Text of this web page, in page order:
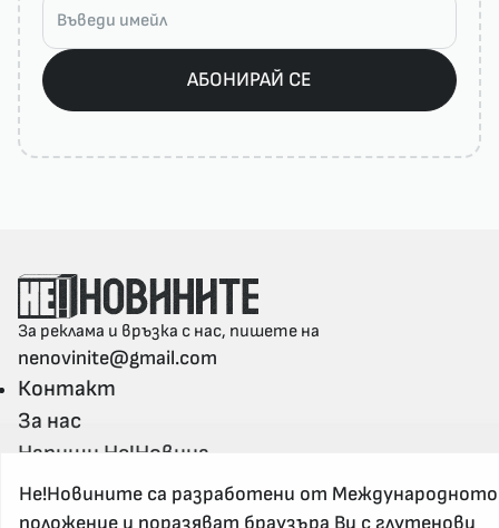
АБОНИРАЙ СЕ
За реклама и връзка с нас, пишете на
nenovinite@gmail.com
Контакт
За нас
Напиши Не!Новина
Абонирай се
Не!Новините са разработени от Международното
положение и поразяват браузъра Ви с глутенови